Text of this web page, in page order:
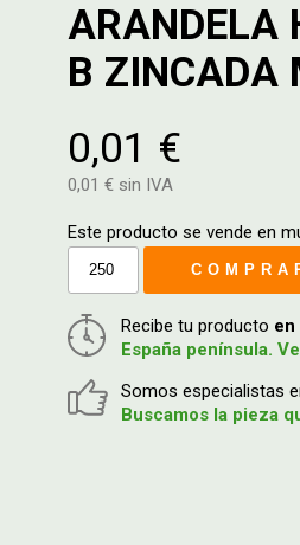
ARANDELA
B ZINCADA
0,01 €
0,01 € sin IVA
Este producto se vende en
Recibe tu producto en
España península.
Somos especialistas
Buscamos la pieza